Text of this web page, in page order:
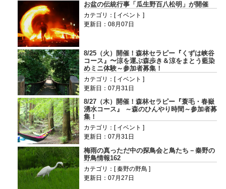
お盆の伝統行事「瓜生野百八松明」が開催
カテゴリ：[ イベント ]
更新日：08月07日
8/25（火）開催！森林セラピー『くずは峡谷
コース』〜涼を運ぶ森歩き＆涼をまとう藍染
めミニ体験～参加者募集！
カテゴリ：[ イベント ]
更新日：07月31日
8/27（木）開催！森林セラピー『蓑毛・春嶽
湧水コース』 ～森のひんやり時間～参加者募
集！
カテゴリ：[ イベント ]
更新日：07月31日
梅雨の真っただ中の探鳥会と鳥たち－秦野の
野鳥情報162
カテゴリ：[ 秦野の野鳥 ]
更新日：07月27日